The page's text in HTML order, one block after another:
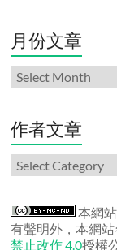
月份文章
月
份
章
作者文章
作
者
章
本網
有聲明外，本網
禁止改作 4.0授權